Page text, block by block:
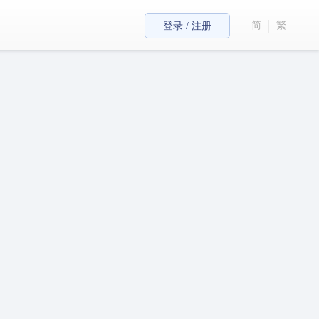
登录 / 注册 简 繁